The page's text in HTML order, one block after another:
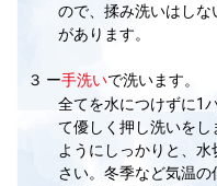
ので、揉み洗いはし
があります。
３ ー手洗いで洗います。
全てを水につけずに1
て優しく押し洗いを
ようにしっかりと、
さい。冬季など気温